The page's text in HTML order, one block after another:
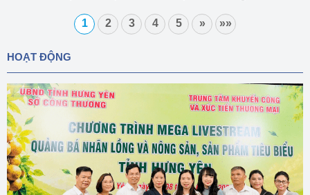
1 2 3 4 5 » »»
HOẠT ĐỘNG